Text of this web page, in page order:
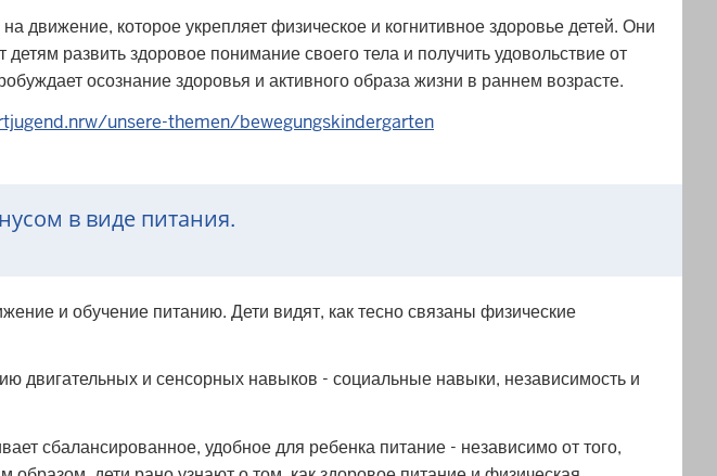
которое укрепляет физическое и когнитивное здоровье детей. Они
развить здоровое понимание своего тела и получить удовольствие от
осознание здоровья и активного образа жизни в раннем возрасте.
unsere-themen/bewegungskindergarten
в виде питания.
и обучение питанию. Дети видят, как тесно связаны физические
двигательных и сенсорных навыков - социальные навыки, независимость и
сбалансированное, удобное для ребенка питание - независимо от того,